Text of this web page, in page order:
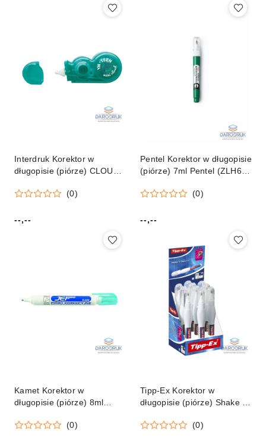
Interdruk Korektor w
długopisie (piórze) CLOUD
(0)
Cena:
--,--
Pentel Korektor w długopisie
(piórze) 7ml Pentel (ZLH64-
(0)
Cena:
--,--
Kamet Korektor w
długopisie (piórze) 8ml
(0)
Tipp-Ex Korektor w
długopisie (piórze) Shake n
(8610721)
(0)